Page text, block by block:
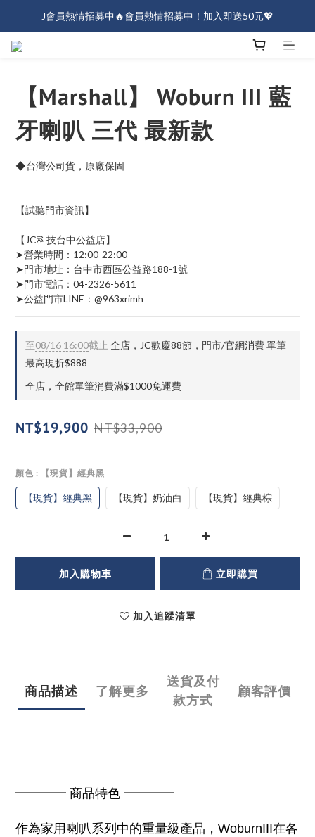
J會員熱情招募中🔥會員熱情招募中！加入即送50元💖
J會員熱情招募中🔥會員熱情招募中！加入即送50元💖
【Marshall】 Woburn III 藍
牙喇叭 三代 最新款
◆台灣公司貨，原廠保固
【試聽門市資訊】
【JC科技台中公益店】
➤營業時間：12:00-22:00
➤門市地址：台中市西區公益路188-1號
➤門市電話：04-2326-5611
➤公益門市LINE：@963xrimh
至08/16 16:00截止 全店，JC歡慶88節，門市/官網消費 單筆
最高現折$888
全店，全館單筆消費滿$1000免運費
NT$19,900 NT$33,900
顏色 : 【現貨】經典黑
【現貨】經典黑 【現貨】奶油白 【現貨】經典棕
加入購物車 立即購買
加入追蹤清單
商品描述 了解更多
送貨及付
款方式
顧客評價
━━━━ 商品特色 ━━━━
作為家用喇叭系列中的重量級產品，WoburnIII在各